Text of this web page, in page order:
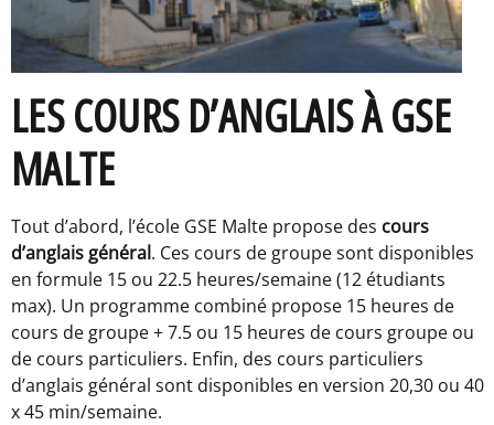
LES COURS D’ANGLAIS À GSE
MALTE
Tout d’abord, l’école GSE Malte propose des cours
d’anglais général. Ces cours de groupe sont disponibles
en formule 15 ou 22.5 heures/semaine (12 étudiants
max). Un programme combiné propose 15 heures de
cours de groupe + 7.5 ou 15 heures de cours groupe ou
de cours particuliers. Enfin, des cours particuliers
d’anglais général sont disponibles en version 20,30 ou 40
x 45 min/semaine.